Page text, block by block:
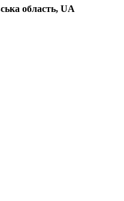
область, UA